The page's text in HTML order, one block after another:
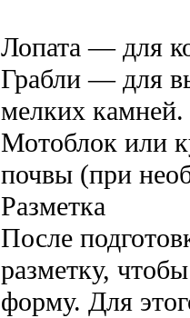
Лопата — для
Грабли — для
мелких камней.
Мотоблок или
почвы (при
Разметка
После
разметку,
форму. Для